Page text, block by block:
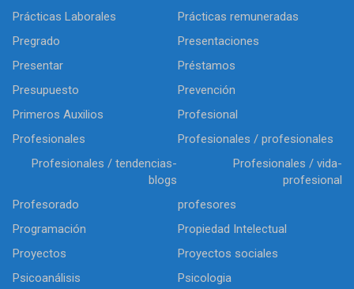
Prácticas Laborales
Prácticas remuneradas
Pregrado
Presentaciones
Presentar
Préstamos
Presupuesto
Prevención
Primeros Auxilios
Profesional
Profesionales
Profesionales / profesionales
Profesionales / tendencias-
blogs
Profesionales / vida-
profesional
Profesorado
profesores
Programación
Propiedad Intelectual
Proyectos
Proyectos sociales
Psicoanálisis
Psicologia